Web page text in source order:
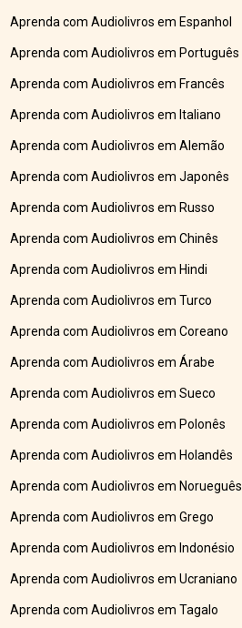
Aprenda com Audiolivros em Espanhol
Aprenda com Audiolivros em Português
Aprenda com Audiolivros em Francês
Aprenda com Audiolivros em Italiano
Aprenda com Audiolivros em Alemão
Aprenda com Audiolivros em Japonês
Aprenda com Audiolivros em Russo
Aprenda com Audiolivros em Chinês
Aprenda com Audiolivros em Hindi
Aprenda com Audiolivros em Turco
Aprenda com Audiolivros em Coreano
Aprenda com Audiolivros em Árabe
Aprenda com Audiolivros em Sueco
Aprenda com Audiolivros em Polonês
Aprenda com Audiolivros em Holandês
Aprenda com Audiolivros em Norueguês
Aprenda com Audiolivros em Grego
Aprenda com Audiolivros em Indonésio
Aprenda com Audiolivros em Ucraniano
Aprenda com Audiolivros em Tagalo